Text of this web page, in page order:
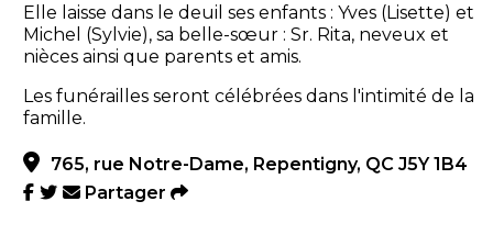
Elle laisse dans le deuil ses enfants : Yves (Lisette) et
Michel (Sylvie), sa belle-sœur : Sr. Rita, neveux et
nièces ainsi que parents et amis.
Les funérailles seront célébrées dans l'intimité de la
famille.
765, rue Notre-Dame, Repentigny, QC J5Y 1B4
Partager